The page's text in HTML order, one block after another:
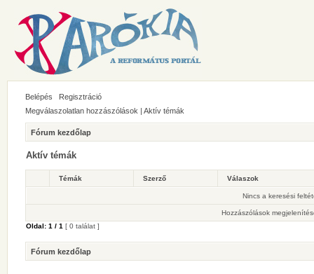
Belépés
Regisztráció
Megválaszolatlan hozzászólások | Aktív témák
Fórum kezdőlap
Aktív témák
Témák Szerző Válaszok
Nincs a keresési
Hozzászólások
Oldal: 1 / 1 [ 0 találat ]
Fórum kezdőlap